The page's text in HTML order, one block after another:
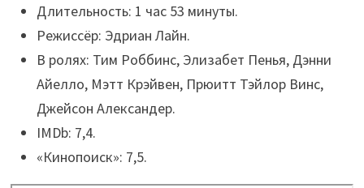
Длительность: 1 час 53 минуты.
Режиссёр: Эдриан Лайн.
В ролях: Тим Роббинс, Элизабет Пенья, Дэнни
Айелло, Мэтт Крэйвен, Прюитт Тэйлор Винс,
Джейсон Александер.
IMDb: 7,4.
«Кинопоиск»: 7,5.